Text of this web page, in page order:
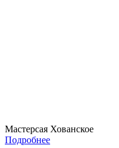
Мастерсая Хованское
Подробнее